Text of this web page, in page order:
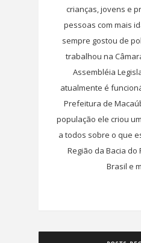
crianças, jovens e
pessoas com mais
sempre gostou de
trabalhou na
Assembléia
atualmente é
Prefeitura de
população ele criou
a todos sobre o que
Região da Bacia do
Brasil e